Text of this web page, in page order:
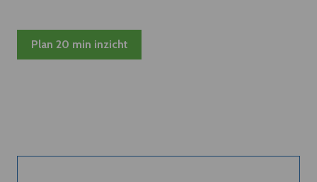
Plan 20 min inzicht